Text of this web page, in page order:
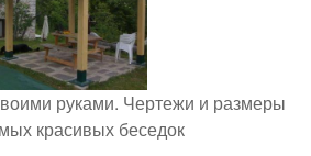
руками. Чертежи и размеры
красивых беседок